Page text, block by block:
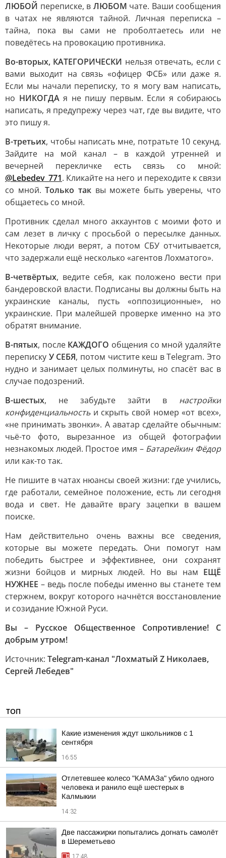
ЛЮБОЙ переписке, в ЛЮБОМ чате. Ваши сообщения
в чатах не являются тайной. Личная переписка –
тайна, пока вы сами не проболтаетесь или не
поведётесь на провокацию противника.
Во-вторых, КАТЕГОРИЧЕСКИ нельзя отвечать, если с
вами выходит на связь «офицер ФСБ» или даже я.
Если мы начали переписку, то я могу вам написать,
но НИКОГДАя не пишу первым. Если я собираюсь
написать, я предупрежу через чат, где вы видите, что
это пишу я.
В-третьих, чтобы написать мне, потратьте 10 секунд.
Зайдите на мой канал – в каждой утренней и
вечерней перекличке есть связь со мной:
@Lebedev_771. Кликайте на него и переходите к связи
со мной.Только таквы можете быть уверены, что
общаетесь со мной.
Противник сделал много аккаунтов с моими фото и
сам лезет в личку с просьбой о пересылке данных.
Некоторые люди верят, а потом СБУ отчитывается,
что задержали ещё несколько «агентов Лохматого».
В-четвёртых, ведите себя, как положено вести при
бандеровской власти. Подписаны вы должны быть на
украинские каналы, пусть «оппозиционные», но
украинские. При малейшей проверке именно на это
обратят внимание.
В-пятых, после КАЖДОГО общения со мной удаляйте
переписку У СЕБЯ, потом чистите кеш в Telegram. Это
нудно и занимает целых полминуты, но спасёт вас в
случае подозрений.
В-шестых, не забудьте зайти в настройки
конфиденциальностьи скрыть свой номер «от всех»,
«не принимать звонки». А аватар сделайте обычным:
чьё-то фото, вырезанное из общей фотографии
незнакомых людей. Простое имя – Батарейкин Фёдор
или как-то так.
Не пишите в чатах нюансы своей жизни: где учились,
где работали, семейное положение, есть ли сегодня
вода и свет. Не давайте врагу зацепки в вашем
поиске.
Нам действительно очень важны все сведения,
которые вы можете передать. Они помогут нам
победить быстрее и эффективнее, они сохранят
жизни бойцов и мирных людей. Но вы нам ЕЩЁ
НУЖНЕЕ – ведь после победы именно вы станете тем
стержнем, вокруг которого начнётся восстановление
и созидание Южной Руси.
Вы – Русское Общественное Сопротивление! С
добрым утром!
Источник: Telegram-канал "Лохматый Z Николаев,
Сергей Лебедев"
ТОП
Какие изменения ждут школьников с 1
сентября
16:55
Отлетевшее колесо "КАМАЗа" убило одного
человека и ранило ещё шестерых в
Калмыкии
14:32
Две пассажирки попытались догнать самолёт
в Шереметьево
17:48